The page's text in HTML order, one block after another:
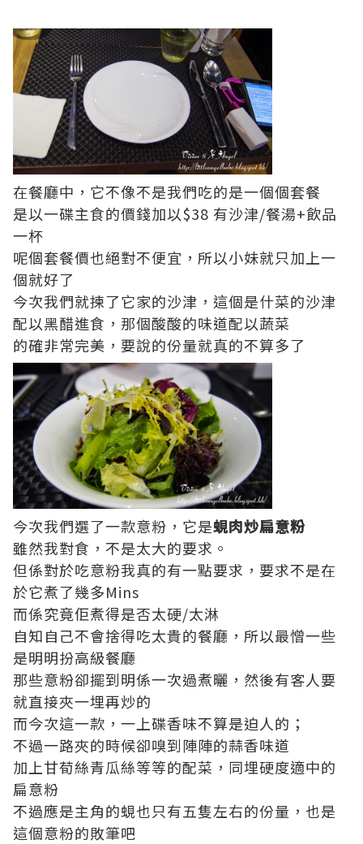
在餐廳中，它不像不是我們吃的是一個個套餐
是以一碟主食的價錢加以$38 有沙津/餐湯+飲品
一杯
呢個套餐價也絕對不便宜，所以小妹就只加上一
個就好了
今次我們就揀了它家的沙津，這個是什菜的沙津
配以黑醋進食，那個酸酸的味道配以蔬菜
的確非常完美，要說的份量就真的不算多了
今次我們選了一款意粉，它是蜆肉炒扁意粉
雖然我對食，不是太大的要求。
但係對於吃意粉我真的有一點要求，要求不是在
於它煮了幾多Mins
而係究竟佢煮得是否太硬/太淋
自知自己不會捨得吃太貴的餐廳，所以最憎一些
是明明扮高級餐廳
那些意粉卻擺到明係一次過煮曬，然後有客人要
就直接夾一埋再炒的
而今次這一款，一上碟香味不算是迫人的；
不過一路夾的時候卻嗅到陣陣的蒜香味道
加上甘荀絲青瓜絲等等的配菜，同埋硬度適中的
扁意粉
不過應是主角的蜆也只有五隻左右的份量，也是
這個意粉的敗筆吧